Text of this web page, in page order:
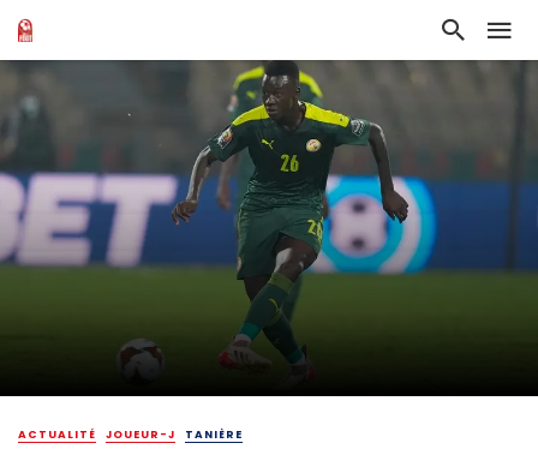
ACTUALITÉ JOUEUR-J TANIÈRE